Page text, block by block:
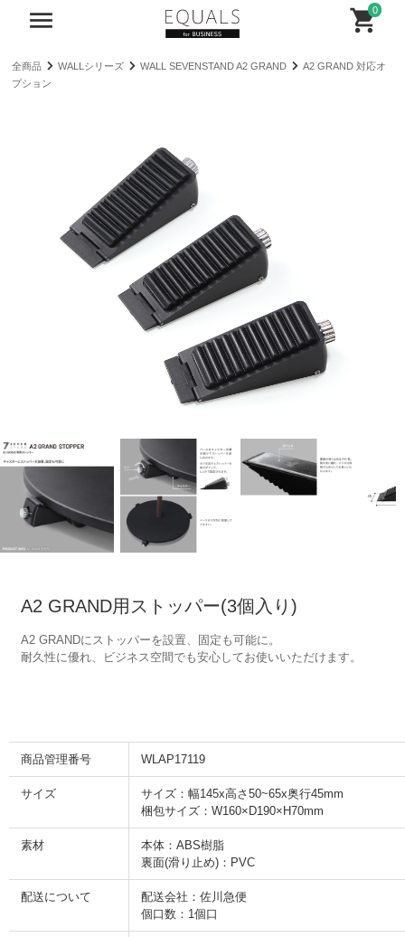
0
全商品 WALLシリーズ WALL SEVENSTAND A2 GRAND
A2 GRAND 対応オ
プション
A2 GRAND用ストッパー(3個入り)
A2 GRANDにストッパーを設置、固定も可能に。
耐久性に優れ、ビジネス空間でも安心してお使いいただけます。
商品管理番号 WLAP17119
サイズ
サイズ：幅145x高さ50~65x奥行45mm
梱包サイズ：W160×D190×H70mm
素材
本体：ABS樹脂
裏面(滑り止め)：PVC
配送について
配送会社：佐川急便
個口数：1個口